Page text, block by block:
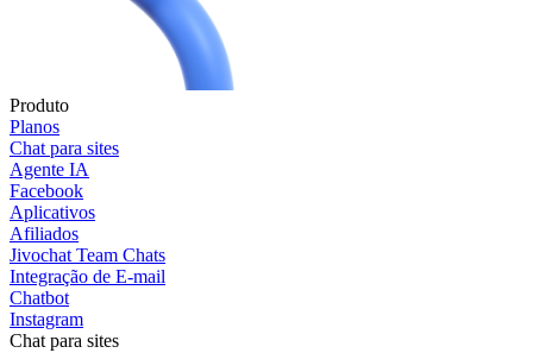
Produto
Planos
Chat para sites
Agente IA
Facebook
Aplicativos
Afiliados
Jivochat Team Chats
Integração de E-mail
Chatbot
Instagram
Chat para sites